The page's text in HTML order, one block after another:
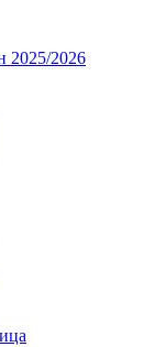
2025/2026